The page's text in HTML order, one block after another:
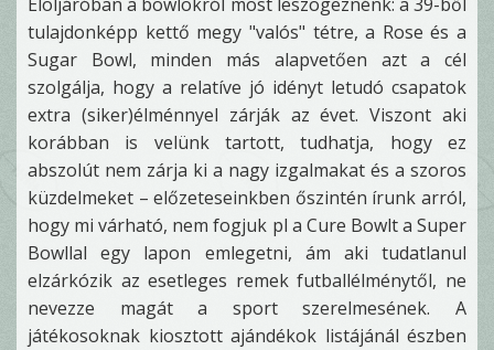
tulajdonképp kettő megy "valós" tétre, a Rose és a
Sugar Bowl, minden más alapvetően azt a cél
szolgálja, hogy a relatíve jó idényt letudó csapatok
extra (siker)élménnyel zárják az évet. Viszont aki
korábban is velünk tartott, tudhatja, hogy ez
abszolút nem zárja ki a nagy izgalmakat és a szoros
küzdelmeket – előzeteseinkben őszintén írunk arról,
hogy mi várható, nem fogjuk pl a Cure Bowlt a Super
Bowllal egy lapon emlegetni, ám aki tudatlanul
elzárkózik az esetleges remek futballélménytől, ne
nevezze magát a sport szerelmesének. A
játékosoknak kiosztott ajándékok listájánál észben